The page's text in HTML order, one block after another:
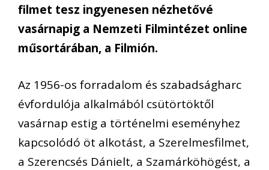
filmet tesz ingyenesen nézhetővé
vasárnapig a Nemzeti Filmintézet online
műsortárában, a Filmión.
Az 1956-os forradalom és szabadságharc
évfordulója alkalmából csütörtöktől
vasárnap estig a történelmi eseményhez
kapcsolódó öt alkotást, a Szerelmesfilmet,
a Szerencsés Dánielt, a Szamárköhögést, a